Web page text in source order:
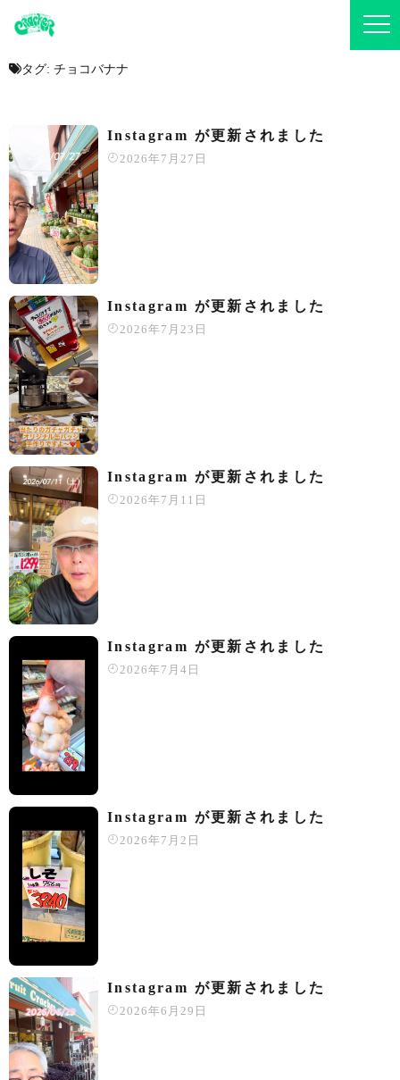
タグ: チョコバナナ
Instagram が更新されました
2026年7月27日
Instagram が更新されました
2026年7月23日
Instagram が更新されました
2026年7月11日
Instagram が更新されました
2026年7月4日
Instagram が更新されました
2026年7月2日
Instagram が更新されました
2026年6月29日